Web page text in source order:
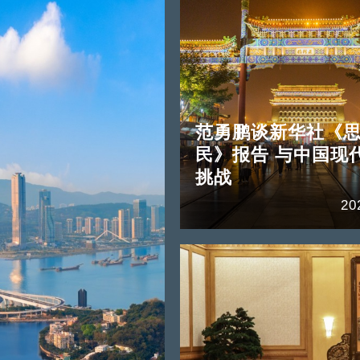
范勇鹏谈新华社《
民》报告 与中国现
挑战